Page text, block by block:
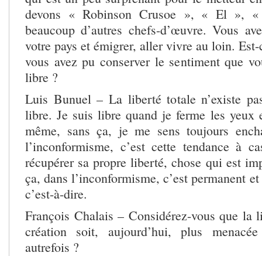
devons « Robinson Crusoe », « El »,
beaucoup d’autres chefs-d’œuvre. Vous
votre pays et émigrer, aller vivre au loin.
vous avez pu conserver le sentiment que
libre ?
Luis Bunuel – La liberté totale n’existe
libre. Je suis libre quand je ferme les yeux
même, sans ça, je me sens toujours
l’inconformisme, c’est cette tendance à
récupérer sa propre liberté, chose qui est
ça, dans l’inconformisme, c’est permanent
c’est-à-dire.
François Chalais – Considérez-vous que la
création soit, aujourd’hui, plus
autrefois ?